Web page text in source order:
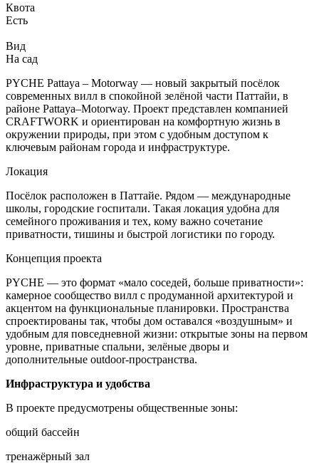
Квота
Есть
Вид
На сад
PYCHE Pattaya – Motorway — новый закрытый посёлок
современных вилл в спокойной зелёной части Паттайи, в
районе Pattaya–Motorway. Проект представлен компанией
CRAFTWORK и ориентирован на комфортную жизнь в
окружении природы, при этом с удобным доступом к
ключевым районам города и инфраструктуре.
Локация
Посёлок расположен в Паттайе. Рядом — международные
школы, городские госпитали. Такая локация удобна для
семейного проживания и тех, кому важно сочетание
приватности, тишины и быстрой логистики по городу.
Концепция проекта
PYCHE — это формат «мало соседей, больше приватности»:
камерное сообщество вилл с продуманной архитектурой и
акцентом на функциональные планировки. Пространства
спроектированы так, чтобы дом оставался «воздушным» и
удобным для повседневной жизни: открытые зоны на первом
уровне, приватные спальни, зелёные дворы и
дополнительные outdoor-пространства.
Инфраструктура и удобства
В проекте предусмотрены общественные зоны:
общий бассейн
тренажёрный зал